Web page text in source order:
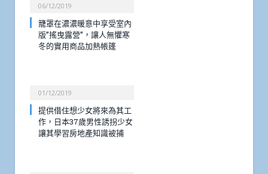
06/12/2019
籠罩在濃濃暖意中享受室內
版”搖曳露營”，讓人無懼寒
冬的實用商品加熱帳篷
01/12/2019
提供借住想少女將來為其工
作，日本37歲男性誘拐少女
讓其學習房地產知識被捕